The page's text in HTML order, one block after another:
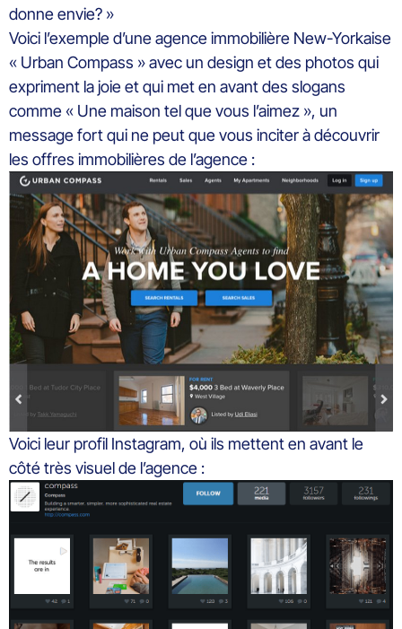
donne envie? »
Voici l’exemple d’une agence immobilière New-Yorkaise
« Urban Compass » avec un design et des photos qui
expriment la joie et qui met en avant des slogans
comme « Une maison tel que vous l’aimez », un
message fort qui ne peut que vous inciter à découvrir
les offres immobilières de l’agence :
Voici leur profil Instagram, où ils mettent en avant le
côté très visuel de l’agence :